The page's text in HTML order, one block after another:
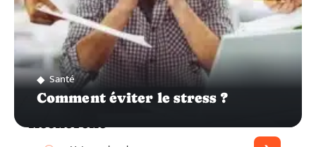
Santé
Comment éviter le stress ?
Recherche